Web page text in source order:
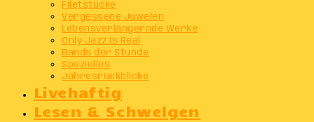
Filetstücke
Vergessene Juwelen
Lebensverlängernde Werke
Only Jazz Is Real
Bands der Stunde
Spezielles
Jahresrückblicke
Livehaftig
Lesen & Schwelgen